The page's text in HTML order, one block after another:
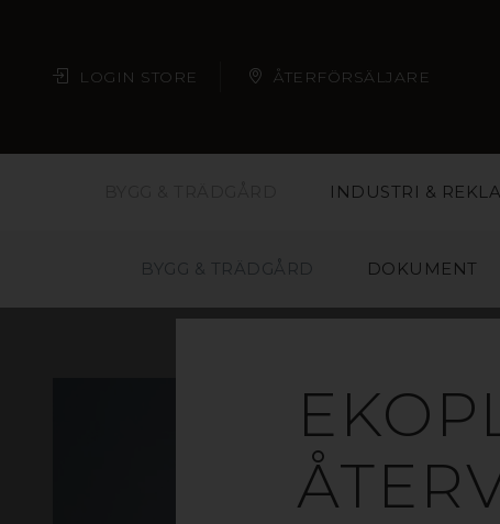
LOGIN STORE ÅTERFÖRSÄLJARE
INDUSTRI &
BYGG & TRÄDGÅRD DOKUMENT